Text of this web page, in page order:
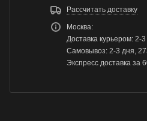
Рассчитать доставку
Москва:
Доставка курьером: 2-
Самовывоз: 2-3 дня,
Экспресс доставка за